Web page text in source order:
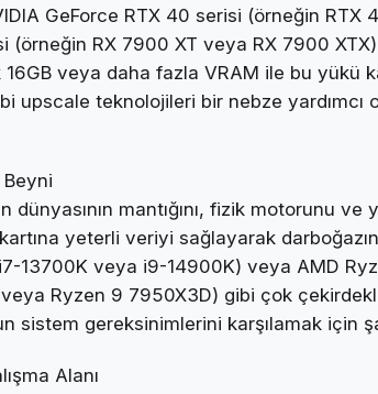
GeForce RTX 40 serisi (örneğin
(örneğin RX 7900 XT veya RX 7900
veya daha fazla VRAM ile bu yükü
upscale teknolojileri bir nebze
dünyasının mantığını, fizik motorunu
yeterli veriyi sağlayarak
13700K veya i9-14900K) veya AMD
Ryzen 9 7950X3D) gibi çok
sistem gereksinimlerini karşılamak için
Alanı